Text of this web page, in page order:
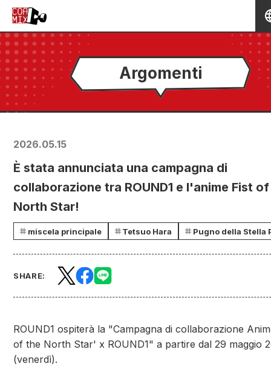
Argomenti
2026.05.15
È stata annunciata una campagna di
collaborazione tra ROUND1 e l'anime Fist
North Star!
miscela principale Tetsuo Hara Pugno della Stella
SHARE:
ROUND1 ospiterà la "Campagna di collaborazione
of the North Star' x ROUND1" a partire dal 29 maggio
(venerdì).